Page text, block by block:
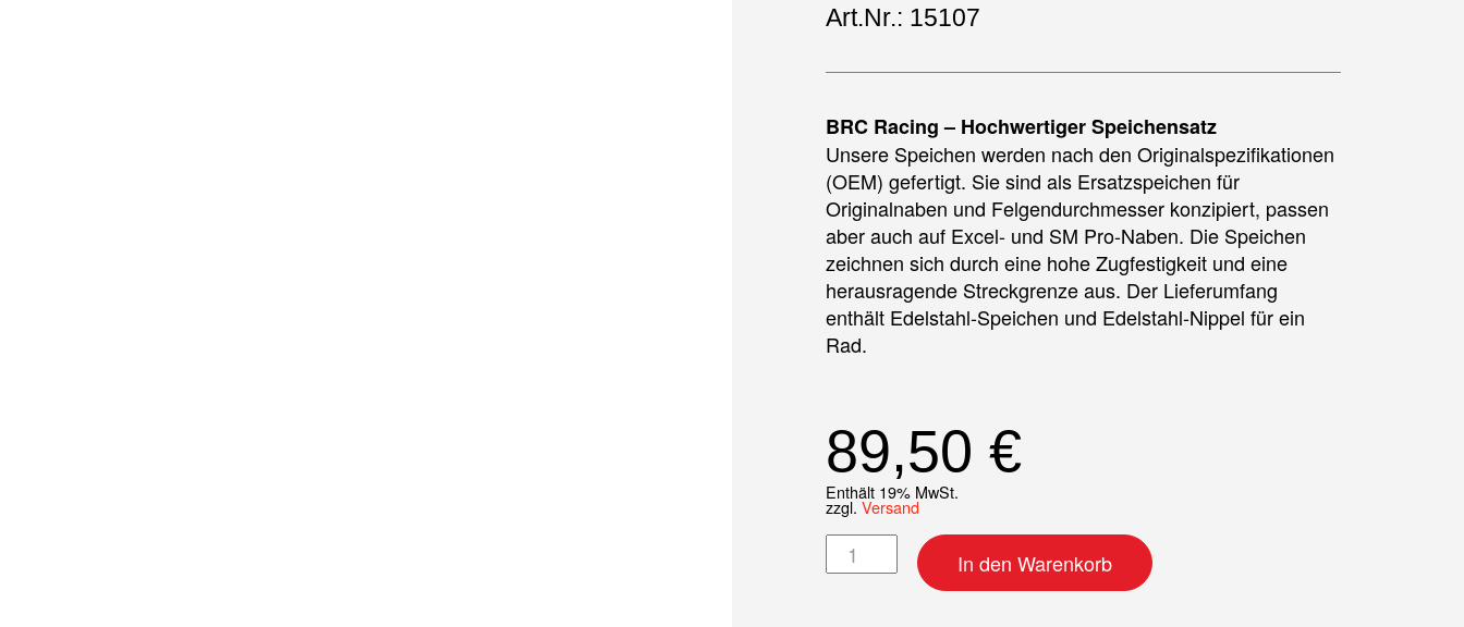
Art.Nr.: 15107
BRC Racing – Hochwertiger Speichensatz
Unsere Speichen werden nach den Originalspezifikationen
(OEM) gefertigt. Sie sind als Ersatzspeichen für
Originalnaben und Felgendurchmesser konzipiert, passen
aber auch auf Excel- und SM Pro-Naben. Die Speichen
zeichnen sich durch eine hohe Zugfestigkeit und eine
herausragende Streckgrenze aus. Der Lieferumfang
enthält Edelstahl-Speichen und Edelstahl-Nippel für ein
Rad.
89,50€
Enthält 19% MwSt.
zzgl.Versand
Speichensatz 19" mit Nippeln Menge
In den Warenkorb